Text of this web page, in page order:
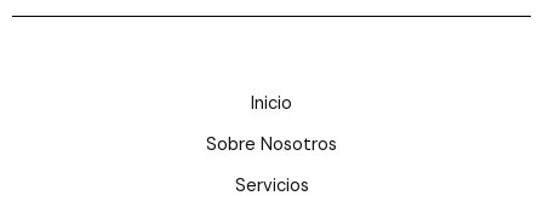
Inicio
Sobre Nosotros
Servicios